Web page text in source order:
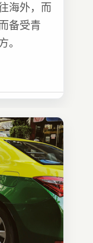
海外，而
备受青
。